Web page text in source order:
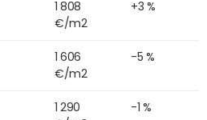
1 808
€/m2
+3 %
1 606
€/m2
-5 %
1 290
-1 %